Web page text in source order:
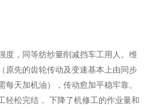
，同等纺纱量削减挡车工用人。维
原先的齿轮传动及变速基本上由同步
天加机油），传动愈加平稳牢靠。
轻松完结， 下降了机修工的作业量和